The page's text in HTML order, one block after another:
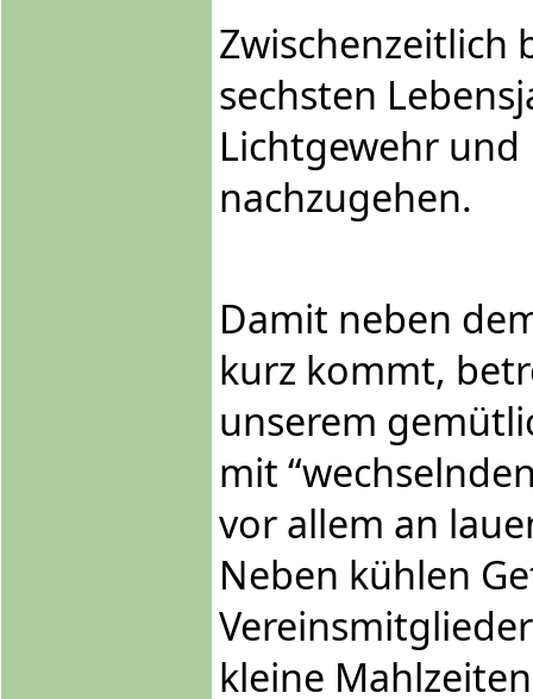
Zwischenzeitlich
sechsten
Lichtgewehr
nachzugehen.
Damit neben
kurz kommt,
unserem
mit
vor allem an
Neben kühlen
kleine